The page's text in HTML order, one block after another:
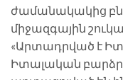
ժամանակակից
միջազգային
«Արտադրված է
Իտալական